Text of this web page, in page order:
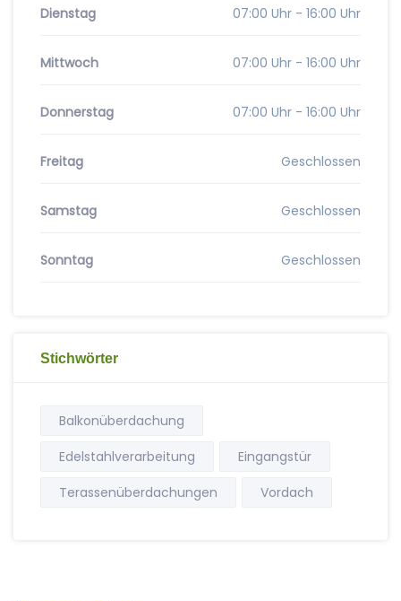
Dienstag 07:00 Uhr - 16:00 Uhr
Mittwoch 07:00 Uhr - 16:00 Uhr
Donnerstag 07:00 Uhr - 16:00 Uhr
Freitag Geschlossen
Samstag Geschlossen
Sonntag Geschlossen
Stichwörter
Balkonüberdachung
Edelstahlverarbeitung
Eingangstür
Terassenüberdachungen
Vordach